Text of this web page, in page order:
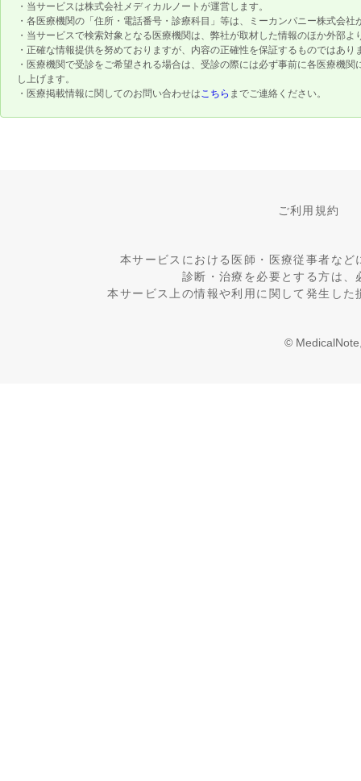
・当サービスは株式会社メディカルノートが運営します。
・各医療機関の「住所・電話番号・診療科目」等は、ミーカンパニー株式会
・当サービスで検索対象となる医療機関は、弊社が取材した情報のほか外部
・正確な情報提供を努めておりますが、内容の正確性を保証するものではあり
・医療機関で受診をご希望される場合は、受診の際には必ず事前に各医療機
し上げます。
・医療掲載情報に関してのお問い合わせはこちら までご連絡ください。
ご利用規約
本サービスにおける医師・医療従事者な
診断・治療を必要とする方は
本サービス上の情報や利用に関して発生し
©